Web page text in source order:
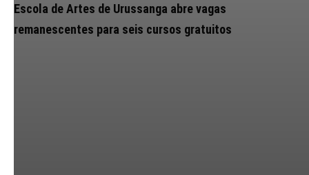
Escola de Artes de Urussanga abre vagas
remanescentes para seis cursos gratuitos